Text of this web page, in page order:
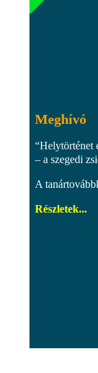
Meghívó
“Helytörténet
– a szegedi
A
Részletek...